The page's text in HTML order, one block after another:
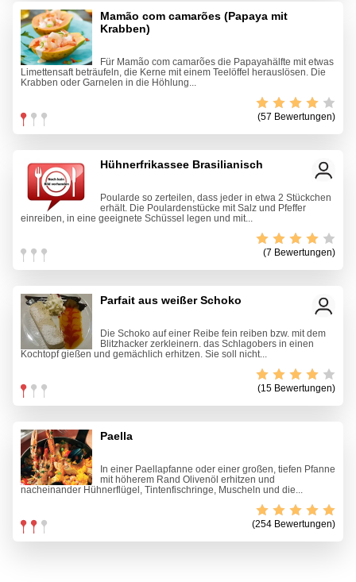
Mamão com camarões (Papaya mit
Krabben)
Für Mamão com camarões die Papayahälfte mit etwas
Limettensaft beträufeln, die Kerne mit einem Teelöffel herauslösen. Die
Krabben oder Garnelen in die Höhlung...
(57 Bewertungen)
Hühnerfrikassee Brasilianisch
Poularde so zerteilen, dass jeder in etwa 2 Stückchen
erhält. Die Poulardenstücke mit Salz und Pfeffer
einreiben, in eine geeignete Schüssel legen und mit...
(7 Bewertungen)
Parfait aus weißer Schoko
Die Schoko auf einer Reibe fein reiben bzw. mit dem
Blitzhacker zerkleinern. das Schlagobers in einen
Kochtopf gießen und gemächlich erhitzen. Sie soll nicht...
(15 Bewertungen)
Paella
In einer Paellapfanne oder einer großen, tiefen Pfanne
mit höherem Rand Olivenöl erhitzen und
nacheinander Hühnerflügel, Tintenfischringe, Muscheln und die...
(254 Bewertungen)